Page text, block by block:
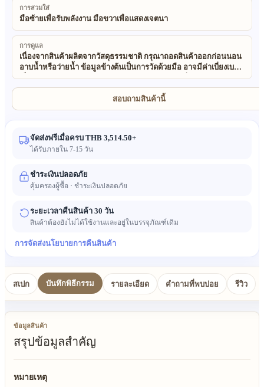
การสวมใส่
มือซ้ายเพื่อรับพลังงาน มือขวาเพื่อแสดงเจตนา
การดูแล
เนื่องจากสินค้าผลิตจากวัสดุธรรมชาติ กรุณาถอดสินค้าออกก่อนนอน
อาบน้ำหรือว่ายน้ำ ข้อมูลข้างต้นเป็นการวัดด้วยมือ อาจมีค่าเบี่ยงเบน
เล็กน้อย (±0.5 ซม.) ขออภัยในความไม่สะดวก วัสดุที่ใช้ในสินค้า
ทั้งหมดของเราเป็นธรรมชาติและเป็นมิตรต่อสิ่งแวดล้อม 100% สินค้า
เหล่านี้เป็นงานทำมือและใช้วัสดุธรรมชาติ ดังนั้นอาจมีความไม่
สม่ำเสมอเล็กน้อยในขนาด เนื้อสัมผัสและลวดลาย และเนื่องจากผล
ของแสงและการตั้งค่าจอ สีของสินค้าจริงอาจแตกต่างจากภาพเล็ก
สอบถามสินค้านี้
จัดส่งฟรีเมื่อครบ THB 3,514.50+
ได้รับภายใน 7-15 วัน
ชำระเงินปลอดภัย
คุ้มครองผู้ซื้อ · ชำระเงินปลอดภัย
ระยะเวลาคืนสินค้า 30 วัน
สินค้าต้องยังไม่ได้ใช้งานและอยู่ในบรรจุภัณฑ์เดิม
การจัดส่งนโยบายการคืนสินค้า
สเปก บันทึกพิธีกรรม รายละเอียด คำถามที่พบบ่อย รีวิว
ข้อมูลสินค้า
สรุปข้อมูลสำคัญ
หมายเหตุ